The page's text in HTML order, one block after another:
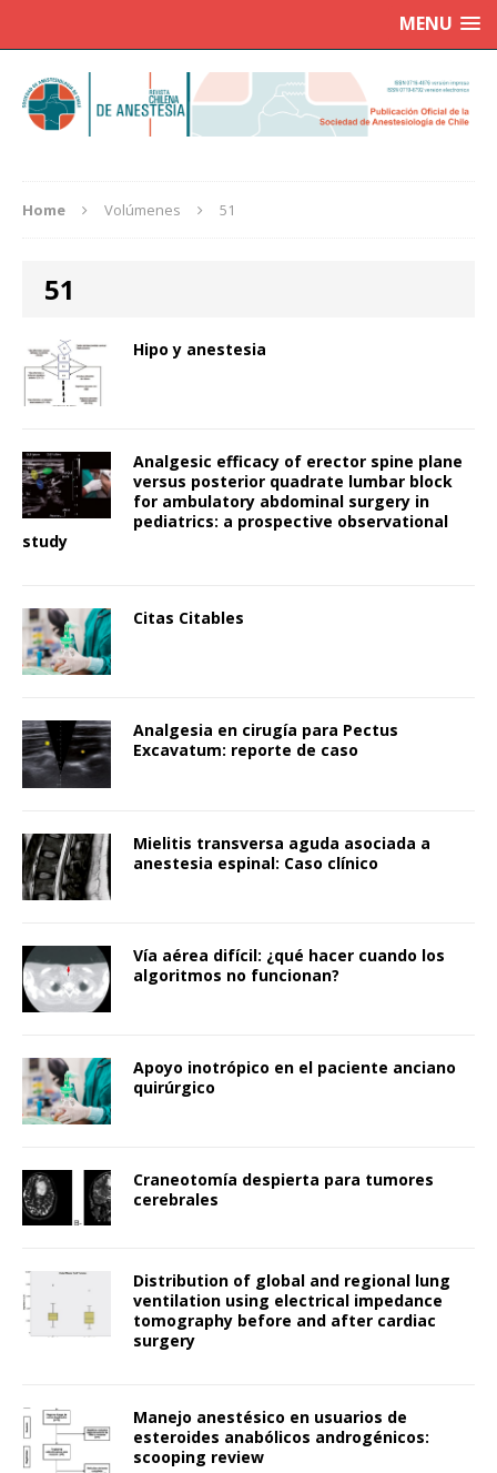
MENU
Home Volúmenes 51
51
Hipo y anestesia
Analgesic efficacy of erector spine plane
versus posterior quadrate lumbar block
for ambulatory abdominal surgery in
pediatrics: a prospective observational
study
Citas Citables
Analgesia en cirugía para Pectus
Excavatum: reporte de caso
Mielitis transversa aguda asociada a
anestesia espinal: Caso clínico
Vía aérea difícil: ¿qué hacer cuando los
algoritmos no funcionan?
Apoyo inotrópico en el paciente anciano
quirúrgico
Craneotomía despierta para tumores
cerebrales
Distribution of global and regional lung
ventilation using electrical impedance
tomography before and after cardiac
surgery
Manejo anestésico en usuarios de
esteroides anabólicos androgénicos:
scooping review